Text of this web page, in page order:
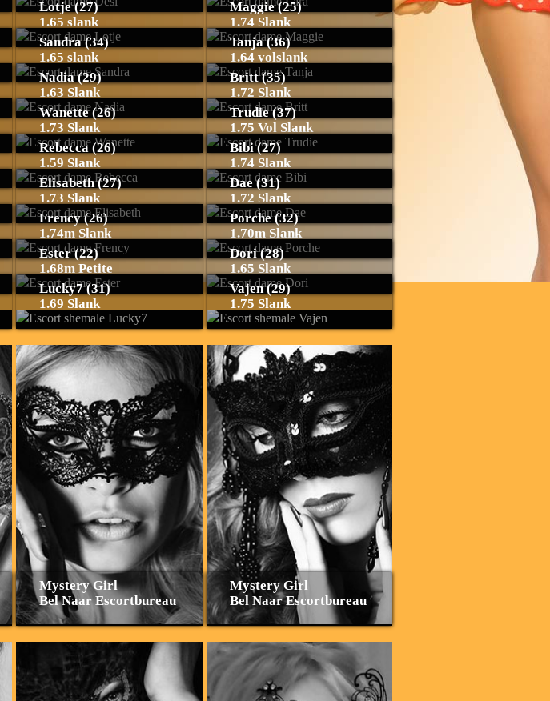
Lotje (27)
1.65 slank
Maggie (25)
1.74 Slank
Sandra (34)
1.65 slank
Tanja (36)
1.64 volslank
Nadia (29)
1.63 Slank
Britt (35)
1.72 Slank
Wanette (26)
1.73 Slank
Trudie (37)
1.75 Vol Slank
Rebecca (26)
1.59 Slank
Bibi (27)
1.74 Slank
Elisabeth (27)
1.73 Slank
Dae (31)
1.72 Slank
Frency (26)
1.74m Slank
Porche (32)
1.70m Slank
Ester (22)
1.68m Petite
Dori (28)
1.65 Slank
Lucky7 (31)
1.69 Slank
Vajen (29)
1.75 Slank
Mystery Girl
Bel Naar Escortbureau
Mystery Girl
Bel Naar Escortbureau